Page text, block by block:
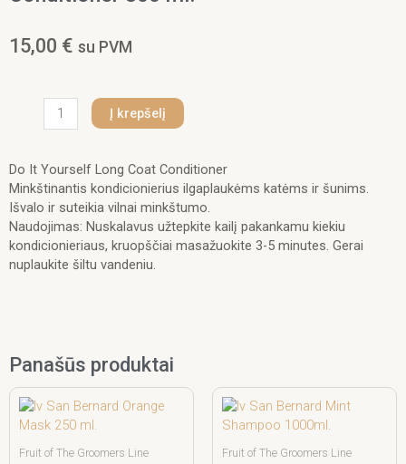
15,00 € su PVM
produkto
San
Bernard
Do
It
Yourself
Long
Coat
Į krepšelį
Do It Yourself Long Coat Conditioner
Minkštinantis kondicionierius ilgaplaukėms katėms ir šunims.
Išvalo ir suteikia vilnai minkštumo.
Naudojimas: Nuskalavus užtepkite kailį pakankamu kiekiu
kondicionieriaus, kruopščiai masažuokite 3-5 minutes. Gerai
nuplaukite šiltu vandeniu.
Panašūs produktai
Fruit of The Groomers Line Fruit of The Groomers Line